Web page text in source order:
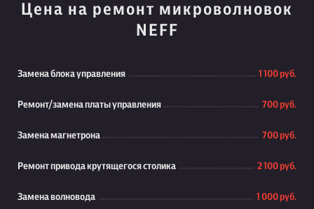
Цена на ремонт микроволновок
NEFF
Замена блока управления 1 100 руб.
Ремонт/замена платы управления 700 руб.
Замена магнетрона 700 руб.
Ремонт привода крутящегося столика 2 100 руб.
Замена волновода 1 000 руб.